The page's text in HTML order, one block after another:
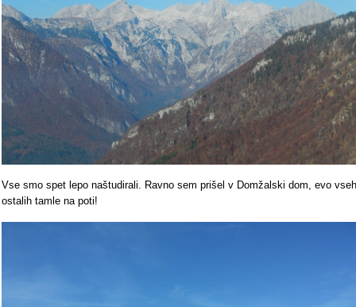
Vse smo spet lepo naštudirali. Ravno sem prišel v Domžalski dom, evo vseh
ostalih tamle na poti!